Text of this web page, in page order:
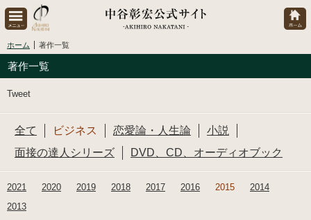
ホーム 著作一覧
著作一覧
Tweet
全て ビジネス 恋愛論・人生論
小説
面接の達人シリーズ
DVD、CD、オーディオブック
2021 2020 2019 2018 2017 2016 2015
2014
2013